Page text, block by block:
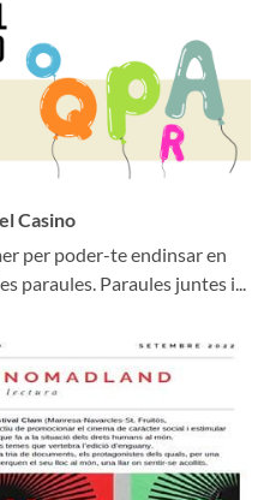
Casino
per poder-te endinsar en
paraules. Paraules juntes i...